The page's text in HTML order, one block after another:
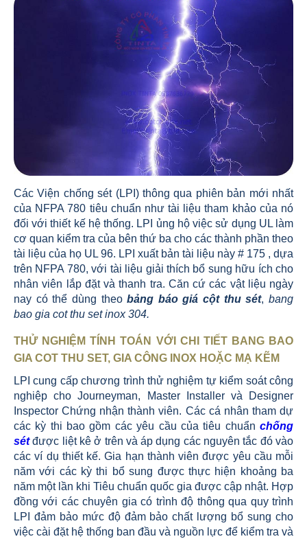
Các Viện chống sét (LPI) thông qua phiên bản mới nhất
của NFPA 780 tiêu chuẩn như tài liệu tham khảo của nó
đối với thiết kế hệ thống. LPI ủng hộ việc sử dụng UL làm
cơ quan kiểm tra của bên thứ ba cho các thành phần theo
tài liệu của họ UL 96. LPI xuất bản tài liệu này # 175 , dựa
trên NFPA 780, với tài liệu giải thích bổ sung hữu ích cho
nhân viên lắp đặt và thanh tra. Căn cứ các vật liệu ngày
nay có thể dùng theobảng báo giá cột thu sét,bang
bao gia cot thu set inox 304.
THỬ NGHIỆM TÍNH TOÁN VỚI CHI TIẾT BANG BAO
GIA COT THU SET, GIA CÔNG INOX HOẶC MẠ KẼM
LPI cung cấp chương trình thử nghiệm tự kiểm soát công
nghiệp cho Journeyman, Master Installer và Designer
Inspector Chứng nhận thành viên. Các cá nhân tham dự
các kỳ thi bao gồm các yêu cầu của tiêu chuẩn chống
sétđược liệt kê ở trên và áp dụng các nguyên tắc đó vào
các ví dụ thiết kế. Gia hạn thành viên được yêu cầu mỗi
năm với các kỳ thi bổ sung được thực hiện khoảng ba
năm một lần khi Tiêu chuẩn quốc gia được cập nhật. Hợp
đồng với các chuyên gia có trình độ thông qua quy trình
LPI đảm bảo mức độ đảm bảo chất lượng bổ sung cho
việc cài đặt hệ thống ban đầu và nguồn lực để kiểm tra và